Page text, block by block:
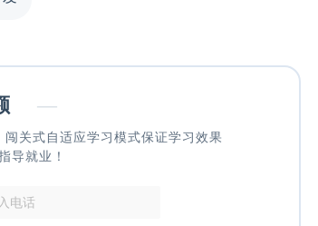
—
关式自适应学习模式保证学习效果
导就业！